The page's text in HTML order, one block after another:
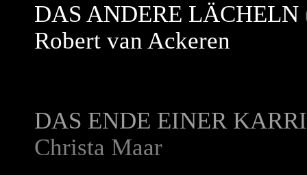
DAS ANDERE LÄCHELN
Robert van Ackeren
DAS ENDE EINER
Christa Maar